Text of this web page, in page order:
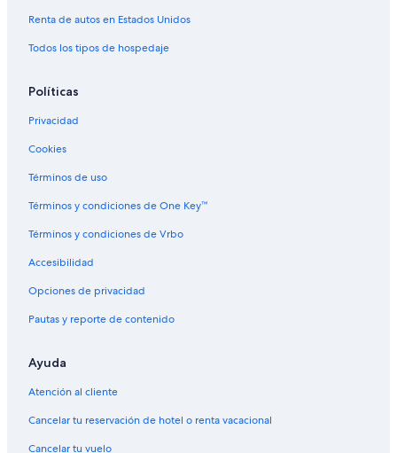
Renta de autos en Estados Unidos
Todos los tipos de hospedaje
Políticas
Privacidad
Cookies
Términos de uso
Términos y condiciones de One Key™
Términos y condiciones de Vrbo
Accesibilidad
Opciones de privacidad
Pautas y reporte de contenido
Ayuda
Atención al cliente
Cancelar tu reservación de hotel o renta vacacional
Cancelar tu vuelo